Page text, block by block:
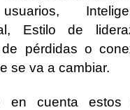
Estilo de
de pérdidas o
se va a cambiar.
en cuenta estos